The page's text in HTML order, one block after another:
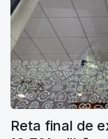
Reta final de